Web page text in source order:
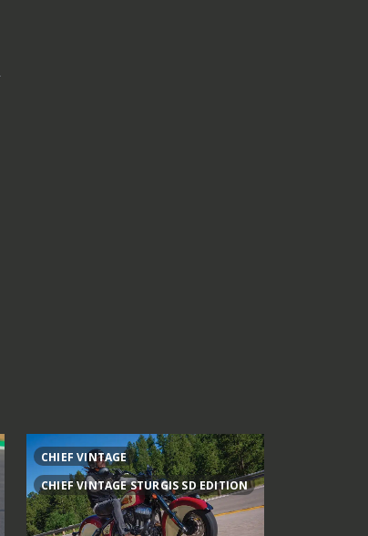
CHIEF VINTAGE
CHIEF VINTAGE STURGIS SD EDITION